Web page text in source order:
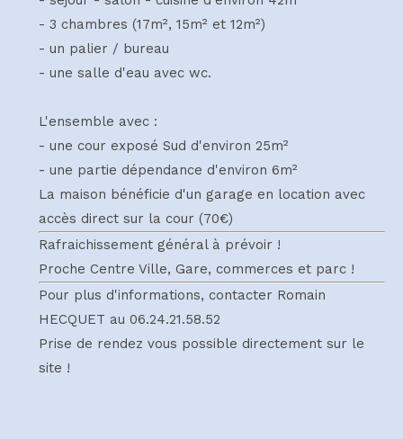
- 3 chambres (17m², 15m² et 12m²)
- un palier / bureau
- une salle d'eau avec wc.
L'ensemble avec :
- une cour exposé Sud d'environ 25m²
- une partie dépendance d'environ 6m²
La maison bénéficie d'un garage en location avec
accès direct sur la cour (70€)
Rafraichissement général à prévoir !
Proche Centre Ville, Gare, commerces et parc !
Pour plus d'informations, contacter Romain
HECQUET au 06.24.21.58.52
Prise de rendez vous possible directement sur le
site !